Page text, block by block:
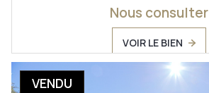
Nous consulter
VOIR LE BIEN
VENDU